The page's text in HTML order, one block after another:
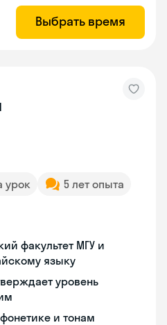
Выбрать время
урок 5 лет опыта
факультет МГУ и
языку
уровень
и тонам